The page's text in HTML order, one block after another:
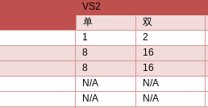
VS2
单
双
1
2
8
16
8
16
N/A
N/A
N/A N/A